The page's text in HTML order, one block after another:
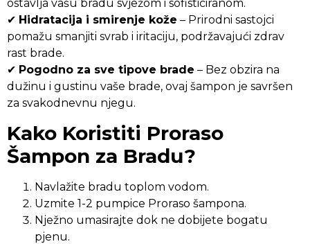
ostavlja vašu bradu svježom i sofisticiranom.
✔ Hidratacija i smirenje kože – Prirodni sastojci
pomažu smanjiti svrab i iritaciju, podržavajući zdrav
rast brade.
✔ Pogodno za sve tipove brade – Bez obzira na
dužinu i gustinu vaše brade, ovaj šampon je savršen
za svakodnevnu njegu.
Kako Koristiti Proraso
Šampon za Bradu?
Navlažite bradu toplom vodom.
Uzmite 1-2 pumpice Proraso šampona.
Nježno umasirajte dok ne dobijete bogatu
pjenu.